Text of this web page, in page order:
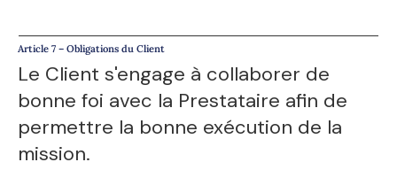
Article 7 – Obligations du Client
Le Client s'engage à collaborer de
bonne foi avec la Prestataire afin de
permettre la bonne exécution de la
mission.